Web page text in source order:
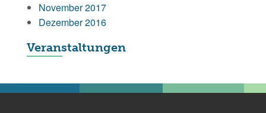
November 2017
Dezember 2016
Veranstaltungen